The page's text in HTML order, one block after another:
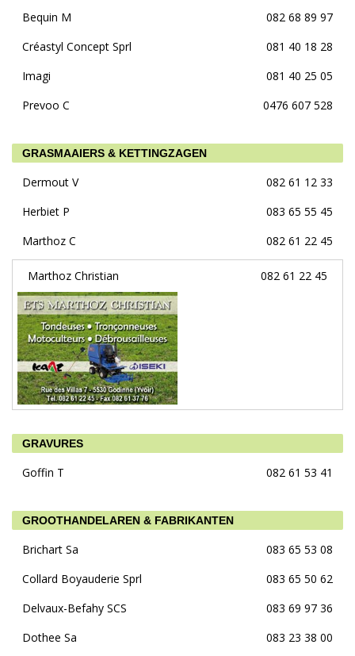
Bequin M
082 68 89 97
Créastyl Concept Sprl
081 40 18 28
Imagi
081 40 25 05
Prevoo C
0476 607 528
GRASMAAIERS & KETTINGZAGEN
Dermout V
082 61 12 33
Herbiet P
083 65 55 45
Marthoz C
082 61 22 45
Marthoz Christian 082 61 22 45
GRAVURES
Goffin T 082 61 53 41
GROOTHANDELAREN & FABRIKANTEN
Brichart Sa
083 65 53 08
Collard Boyauderie Sprl
083 65 50 62
Delvaux-Befahy SCS
083 69 97 36
Dothee Sa
083 23 38 00